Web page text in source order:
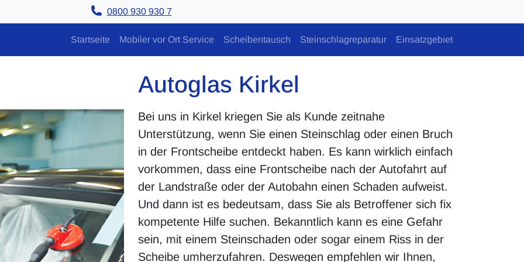
0800 930 930 7
Startseite Mobiler vor Ort Service Scheibentausch Steinschlagreparatur Einsatzgebiet
Autoglas Kirkel
Bei uns in Kirkel kriegen Sie als Kunde zeitnahe
Unterstützung, wenn Sie einen Steinschlag oder einen Bruch
in der Frontscheibe entdeckt haben. Es kann wirklich einfach
vorkommen, dass eine Frontscheibe nach der Autofahrt auf
der Landstraße oder der Autobahn einen Schaden aufweist.
Und dann ist es bedeutsam, dass Sie als Betroffener sich fix
kompetente Hilfe suchen. Bekanntlich kann es eine Gefahr
sein, mit einem Steinschaden oder sogar einem Riss in der
Scheibe umherzufahren. Deswegen empfehlen wir Ihnen,